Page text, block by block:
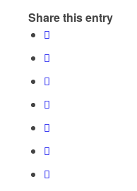
Share this entry